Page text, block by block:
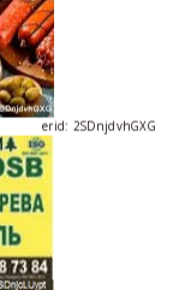
erid: 2SDnjdvhGXG